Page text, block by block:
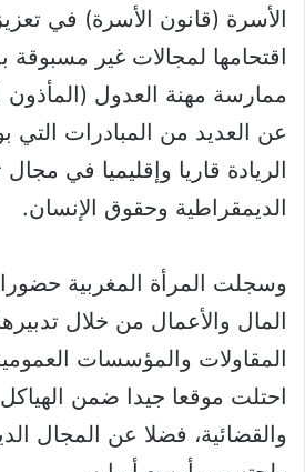
الأسرة (قانون الأسرة) في
اقتحامها لمجالات غير
ممارسة مهنة العدول
عن العديد من المبادرات التي
الريادة قاريا وإقليميا في
الديمقراطية وحقوق الإنسان.
وسجلت المرأة المغربية
المال والأعمال من خلال
المقاولات والمؤسسات
احتلت موقعا جيدا ضمن
والقضائية، فضلا عن المجال